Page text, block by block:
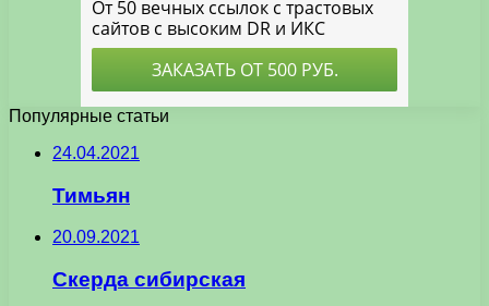
Популярные статьи
24.04.2021
Тимьян
20.09.2021
Скерда сибирская